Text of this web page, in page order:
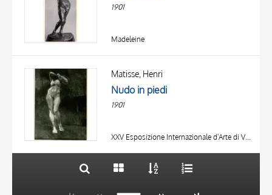
1901
Madeleine
Matisse, Henri
Nudo in piedi
1901
XXV Esposizione Internazionale d'Arte di Venezia - Biennale, Venezia
TITOLO
20 RISULTATI